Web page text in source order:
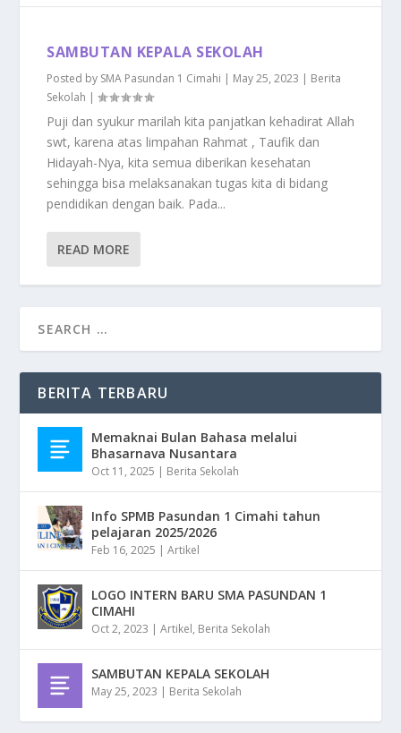
SAMBUTAN KEPALA SEKOLAH
Posted by SMA Pasundan 1 Cimahi | May 25, 2023 | Berita
Sekolah |
Puji dan syukur marilah kita panjatkan kehadirat Allah
swt, karena atas limpahan Rahmat , Taufik dan
Hidayah-Nya, kita semua diberikan kesehatan
sehingga bisa melaksanakan tugas kita di bidang
pendidikan dengan baik. Pada...
READ MORE
BERITA TERBARU
Memaknai Bulan Bahasa melalui
Bhasarnava Nusantara
Oct 11, 2025 | Berita Sekolah
Info SPMB Pasundan 1 Cimahi tahun
pelajaran 2025/2026
Feb 16, 2025 |Artikel
LOGO INTERN BARU SMA PASUNDAN 1
CIMAHI
Oct 2, 2023 |Artikel, Berita Sekolah
SAMBUTAN KEPALA SEKOLAH
May 25, 2023 | Berita Sekolah